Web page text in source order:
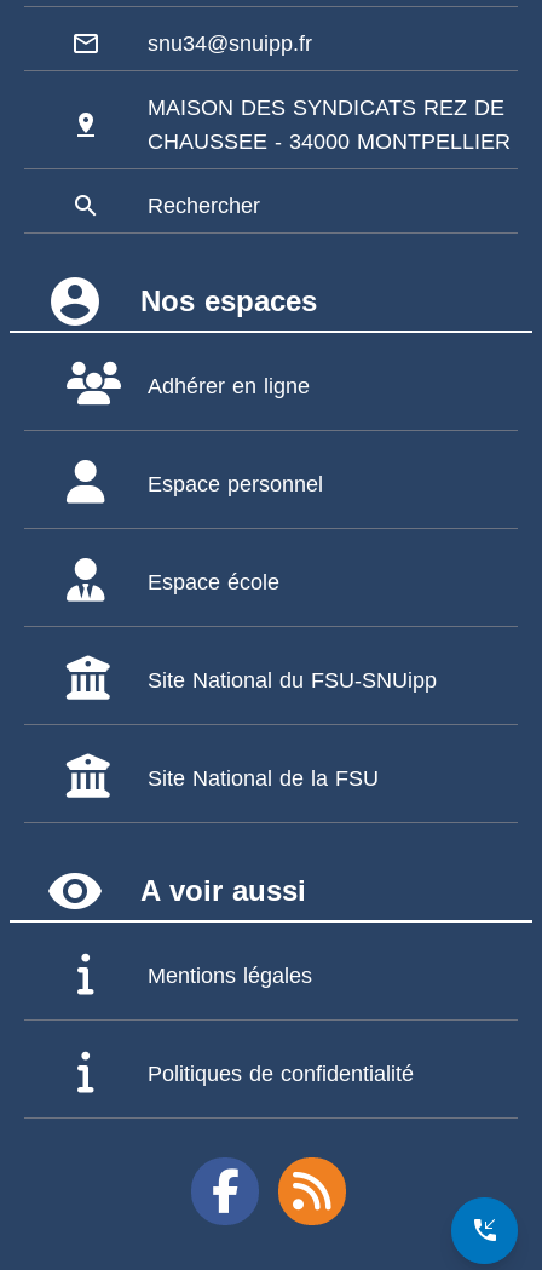
phone_callback
mail_outline snu34@snuipp.fr
pin_drop
MAISON DES SYNDICATS REZ DE
CHAUSSEE - 34000 MONTPELLIER
search Rechercher
account_circle Nos espaces
Adhérer en ligne
Espace personnel
Espace école
Site National du FSU-SNUipp
Site National de la FSU
remove_red_eye A voir aussi
Mentions légales
Politiques de confidentialité